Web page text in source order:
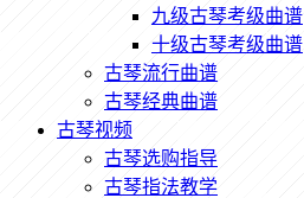
九级古琴考级曲谱
十级古琴考级曲谱
古琴流行曲谱
古琴经典曲谱
古琴视频
古琴选购指导
古琴指法教学